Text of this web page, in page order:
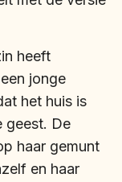
heeft
jonge
het huis is
geest. De
haar gemunt
en haar